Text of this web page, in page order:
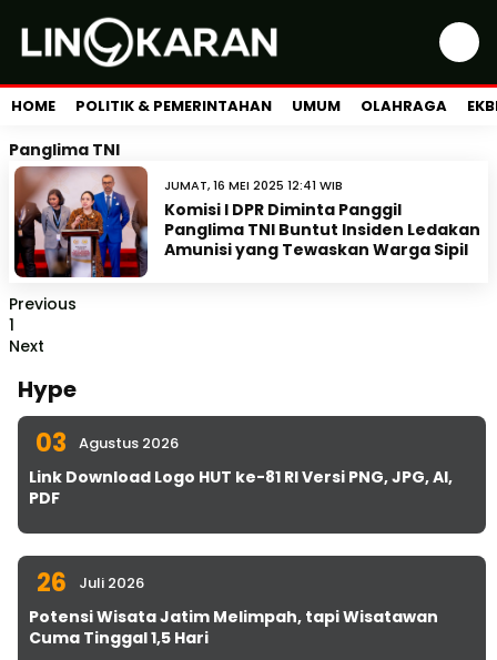
HOME POLITIK & PEMERINTAHAN UMUM OLAHRAGA
Panglima TNI
JUMAT, 16 MEI 2025 12:41 WIB
Komisi I DPR Diminta Panggil
Panglima TNI Buntut Insiden Ledakan
Amunisi yang Tewaskan Warga Sipil
Previous
1
Next
Hype
03 Agustus 2026
Link Download Logo HUT ke-81 RI Versi PNG, JPG, AI,
PDF
26 Juli 2026
Potensi Wisata Jatim Melimpah, tapi Wisatawan
Cuma Tinggal 1,5 Hari